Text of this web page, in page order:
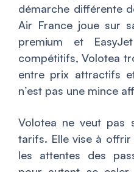
démarche différente
Air France joue sur
premium et
compétitifs, Volotea
entre prix attractifs
n’est pas une mince
Volotea ne veut pas
tarifs. Elle vise à
les attentes des